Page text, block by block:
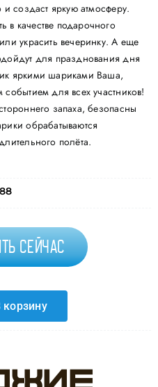
и создаст яркую атмосферу.
качестве подарочного
украсить вечеринку. А еще
для празднования дня
яркими шариками Ваша,
для всех участников!
запаха, безопасны
обрабатываются
полёта.
сейчас
корзину